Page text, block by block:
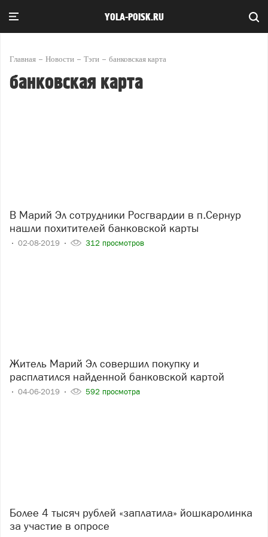
YOLA-POISK.RU
Главная Новости Тэги банковская карта
банковская карта
В Марий Эл сотрудники Росгвардии в п.Сернур
нашли похитителей банковской карты
02-08-2019 312 просмотров
Житель Марий Эл совершил покупку и
расплатился найденной банковской картой
04-06-2019 592 просмотра
Более 4 тысяч рублей «заплатила» йошкаролинка
за участие в опросе